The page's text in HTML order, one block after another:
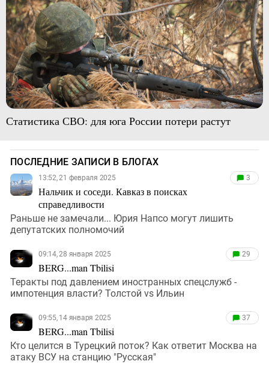
Статистика СВО: для юга России потери растут
ПОСЛЕДНИЕ ЗАПИСИ В БЛОГАХ
13:52, 21 февраля 2025
Нальчик и соседи. Кавказ в поисках
справедливости
3
Раньше не замечали... Юрия Напсо могут лишить
депутатских полномочий
09:14, 28 января 2025
BERG...man Tbilisi
29
Теракты под давлением иностранных спецслужб -
импотенция власти? Толстой vs Ильин
09:55, 14 января 2025
BERG...man Tbilisi
37
Кто целится в Турецкий поток? Как ответит Москва на
атаку ВСУ на станцию "Русская"